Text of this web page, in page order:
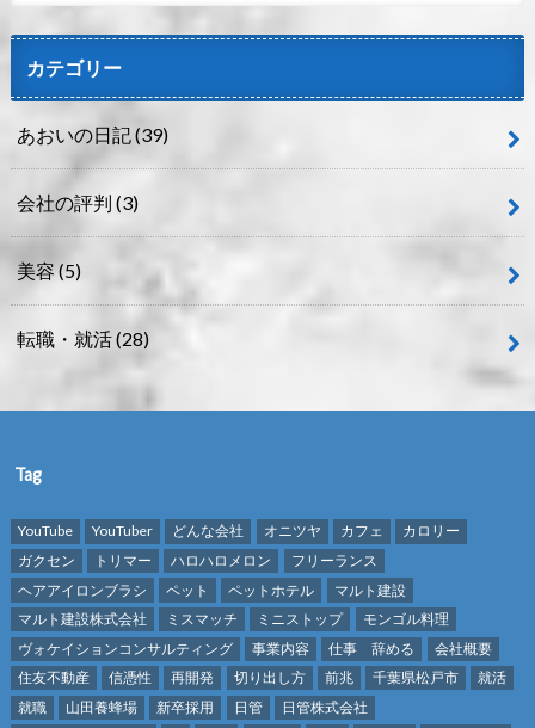
カテゴリー
あおいの日記(39)
会社の評判 (3)
美容(5)
転職・就活(28)
Tag
YouTube YouTuber どんな会社 オニツヤ カフェ
カロリー
ガクセン
トリマー ハロハロメロン
フリーランス
ヘアアイロンブラシ
ペット ペットホテル
マルト建設
マルト建設株式会社
ミスマッチ ミニストップ
モンゴル料理
ヴォケイションコンサルティング
事業内容 仕事 辞める
会社概要
住友不動産
信憑性 再開発 切り出し方 前兆 千葉県松戸市
就活
就職
山田養蜂場 新卒採用 日管
日管株式会社